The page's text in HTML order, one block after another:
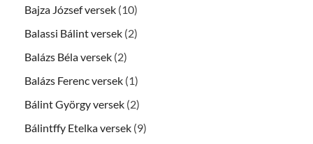
Bajza József versek (10)
Balassi Bálint versek (2)
Balázs Béla versek (2)
Balázs Ferenc versek (1)
Bálint György versek (2)
Bálintffy Etelka versek (9)